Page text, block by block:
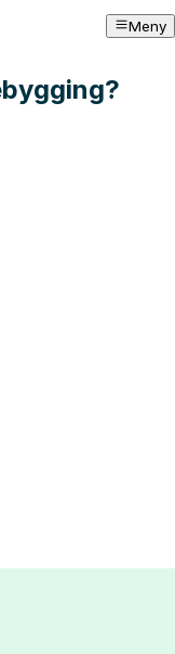
Meny